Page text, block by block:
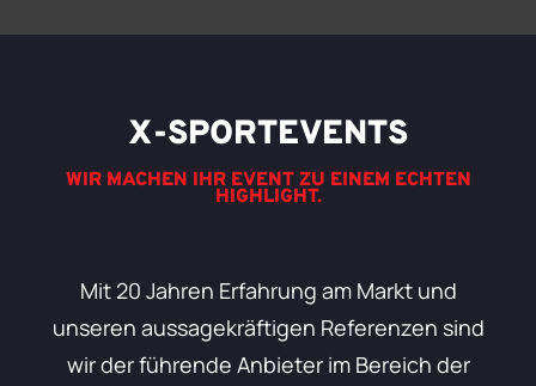
X-SPORTEVENTS
WIR MACHEN IHR EVENT ZU EINEM ECHTEN
HIGHLIGHT.
Mit 20 Jahren Erfahrung am Markt und
unseren aussagekräftigen Referenzen sind
wir der führende Anbieter im Bereich der